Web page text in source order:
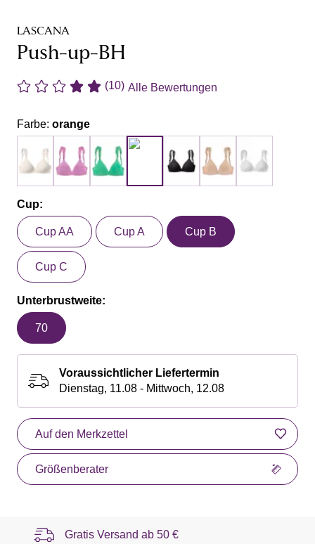
LASCANA
Push-up-BH
(10) Alle Bewertungen
Farbe: orange
Cup:
Cup AA Cup A Cup B
Cup C
Unterbrustweite:
70
Voraussichtlicher Liefertermin
Dienstag, 11.08 - Mittwoch, 12.08
Auf den Merkzettel
Größenberater
Gratis Versand ab 50 €